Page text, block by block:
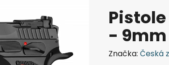
Pistole
- 9mm
Značka: Česká